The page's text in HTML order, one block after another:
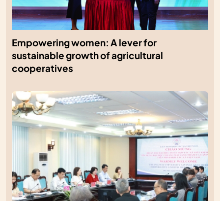
Empowering women: A lever for
sustainable growth of agricultural
cooperatives